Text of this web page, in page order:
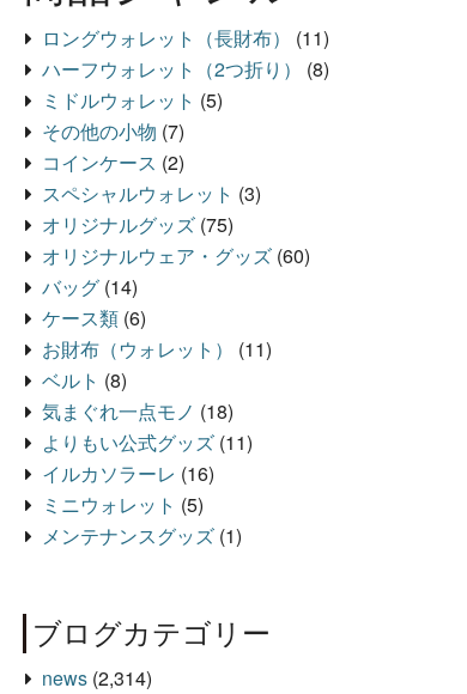
ロングウォレット（長財布）
(11)
ハーフウォレット（2つ折り）
(8)
ミドルウォレット (5)
その他の小物 (7)
コインケース (2)
スペシャルウォレット (3)
オリジナルグッズ (75)
オリジナルウェア・グッズ (60)
バッグ (14)
ケース類 (6)
お財布（ウォレット）
(11)
ベルト (8)
気まぐれ一点モノ (18)
よりもい公式グッズ (11)
イルカソラーレ (16)
ミニウォレット (5)
メンテナンスグッズ (1)
ブログカテゴリー
news (2,314)